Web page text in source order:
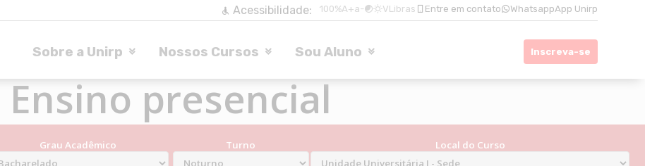
Acessibilidade: 100%A+a- VLibras Entre em contato WhatsappApp Unirp
Sobre a Unirp Nossos Cursos Sou Aluno Inscreva-se
Ensino presencial
Grau Acadêmico Turno Local do Curso